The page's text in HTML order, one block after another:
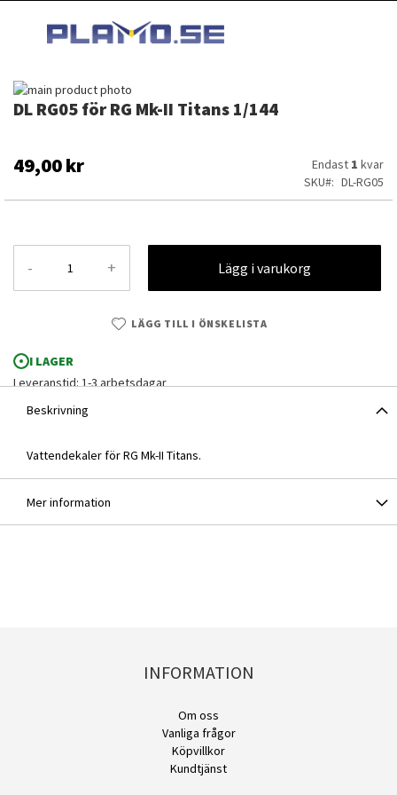
INNEHÅLLET
DL RG05 för RG Mk-II Titans 1/144
49,00 kr Endast 1 kvar
SKU
DL-RG05
- + Lägg i varukorg
LÄGG TILL I ÖNSKELISTA
I LAGER
Leveranstid: 1-3 arbetsdagar
Hoppa
till
bildgalleriet
DL RG05 för RG Mk-II Titans 1/144
Hoppa
av
bildgalleriet
Beskrivning
Vattendekaler för RG Mk-II Titans.
Mer information
INFORMATION
Om oss
Vanliga frågor
Köpvillkor
Kundtjänst